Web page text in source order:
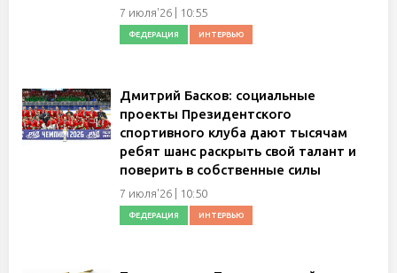
7 июля'26 | 10:55
ФЕДЕРАЦИЯ ИНТЕРВЬЮ
Дмитрий Басков: социальные
проекты Президентского
спортивного клуба дают тысячам
ребят шанс раскрыть свой талант и
поверить в собственные силы
7 июля'26 | 10:50
ФЕДЕРАЦИЯ ИНТЕРВЬЮ